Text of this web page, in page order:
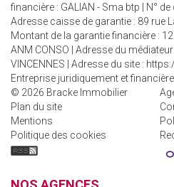
financière : GALIAN - Sma btp | N°
Adresse caisse de garantie : 89 rue
Montant de la garantie financière :
ANM CONSO | Adresse du
VINCENNES | Adresse du site :
Entreprise juridiquement et
© 2026 Bracke Immobilier
Plan du site
Mentions
Politique des cookies